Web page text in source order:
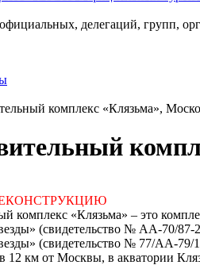
делегаций, групп,
комплекс «Клязьма»,
комплекс «Клязьма» – это
(свидетельство № АА-70/87-
(свидетельство № 77/АА-79/
12 км от Москвы, в акватории